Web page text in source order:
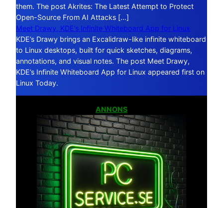
them. The post Akrites: The Latest Attempt to Protect
Open-Source From AI Attacks […]
Meet Drawy, KDE’s Infinite Whiteboard App for Linux
KDE’s Drawy brings an Excalidraw-like infinite whiteboard
to Linux desktops, built for quick sketches, diagrams,
annotations, and visual notes. The post Meet Drawy,
KDE’s Infinite Whiteboard App for Linux appeared first on
Linux Today.
ANNONS